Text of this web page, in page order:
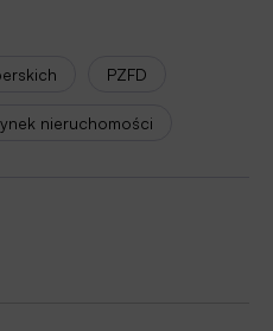
PZFD
nieruchomości